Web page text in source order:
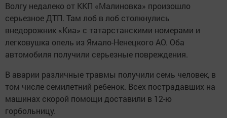
Волгу недалеко от ККП «Малиновка» произошло
серьезное ДТП. Там лоб в лоб столкнулись
внедорожник «Киа» с татарстанскими номерами и
легковушка опель из Ямало-Ненецкого АО. Оба
автомобиля получили серьезные повреждения.
В аварии различные травмы получили семь человек, в
том числе семилетний ребенок. Всех пострадавших на
машинах скорой помощи доставили в 12-ю
горбольницу.